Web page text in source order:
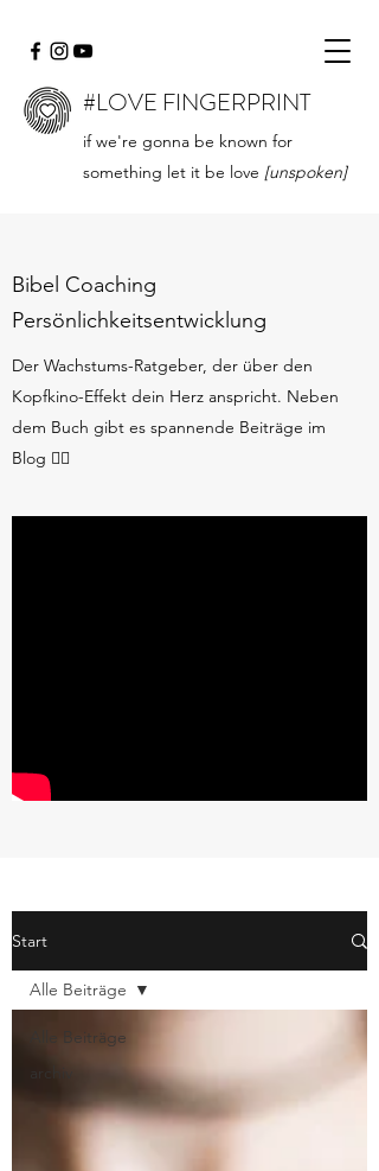
#LOVE FINGERPRINT
if we're gonna be known for
something let it be love [unspoken]
Bibel Coaching
Persönlichkeitsentwicklung
Der Wachstums-Ratgeber, der über den
Kopfkino-Effekt dein Herz anspricht. Neben
dem Buch gibt es spannende Beiträge im
Blog 👇🏻
Start
Alle Beiträge
Alle Beiträge